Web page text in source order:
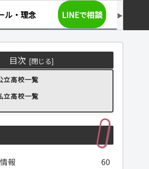
ル・理念 LINEで相談
目次
立高校一覧
立高校一覧
報
60